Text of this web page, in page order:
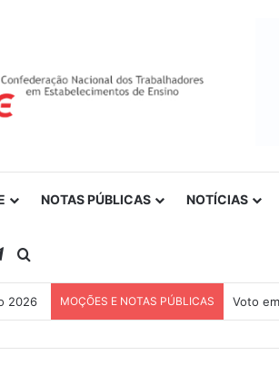
NOTAS PÚBLICAS NOTÍCIAS
Telegram
2026 MOÇÕES E NOTAS PÚBLICAS Voto